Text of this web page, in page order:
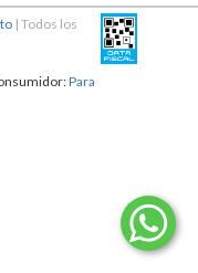
| Todos los
Para